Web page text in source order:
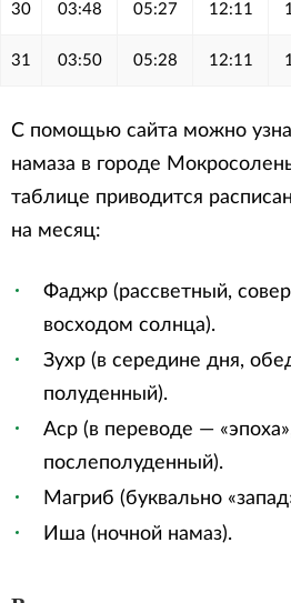
30 03:48 05:27 12:11
31 03:50 05:28 12:11
С помощью сайта можно
намаза в городе
таблице приводится
на месяц:
Фаджр (рассветный,
восходом солнца).
Зухр (в середине дня,
полуденный).
Аср (в переводе —
послеполуденный).
Магриб (буквально
Иша (ночной намаз).